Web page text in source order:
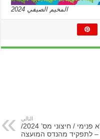
المخيم الصيفي 2024
التالي
מכרז כ”א פנימי / חיצוני מס’ 2024/